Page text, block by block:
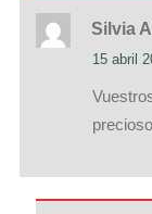
Silvia
15 abril